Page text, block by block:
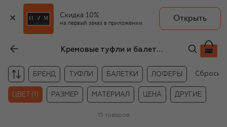
Скидка 10%
на первый заказ в приложении
Открыть
Кремовые туфли и балетки для девочек
БРЕНД ТУФЛИ БАЛЕТКИ ЛОФЕРЫ
ЦВЕТ (1) РАЗМЕР МАТЕРИАЛ ЦЕНА ДРУГИЕ
15 товаров